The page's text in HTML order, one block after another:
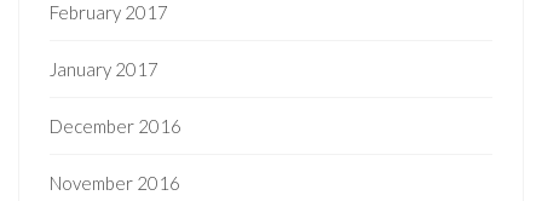
February 2017
January 2017
December 2016
November 2016